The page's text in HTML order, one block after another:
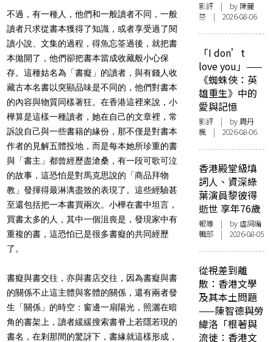
不過，有一種人，他們和一般讀者不同，一般
讀者只求從書本獲得了知識，或者享受過了閱
讀小說、文集的過程，得魚忘筌過後，就把書
本拋開了，他們卻把書本當成收藏般小心保
存。這種姑名為「書癡」的讀者，與有錢人收
藏古本名書以突顯品味是不同的，他們對書本
的內容與物質同樣著狂。在香港這裡來說，小
樺算是這樣一種讀者，她在自己的文章裡，常
訴說自己與一些書籍的緣份，那不僅是對書本
作者的見解五體投地，而是每本她所珍重的書
與「書主」都曾經歷盡滄桑，有一段可歌可泣
的故事，這恐怕是對馬克思說的「商品拜物
教」發揮得最淋漓盡致的表現了。這些經驗甚
至還包括把一本書買兩次。小樺在書中坦言，
買書太多的人，其中一個沮喪是，發現家中有
重複的書，這恐怕已是很多書癡的共同經歷
了。
書癡與書交往，亦與書店交往，因為書癡與書
的關係不止這主體與客體的關係，還有兩者發
生「關係」的時空：窗邊一扇陽光，照灑在暗
角的書架上，讀者緩緩搜索書脊上若隱若現的
書名，在剎那間的驚訝下，書緣就這樣形成，
影評 | by 陳麗
芬 | 2026-08-06
「I don’t
love you」——
《蜘蛛俠：英
雄重生》中的
愛與記憶
影評 | by周丹
楓 | 2026-08-06
香港殿堂級填
詞人、資深綠
葉演員黎彼得
逝世 享年76歲
報導 | by 虛詞編
輯部 | 2026-08-05
從視差到離
散：香港文學
及其本土問題
——陳智德與勞
緯洛「根著與
流徙：香港文